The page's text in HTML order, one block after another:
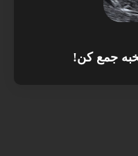
جمع کن!